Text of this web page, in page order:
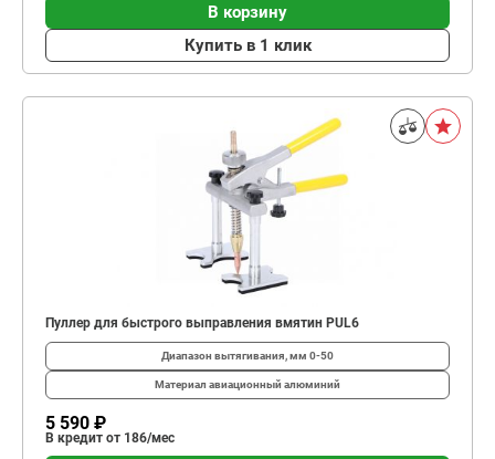
В корзину
Купить в 1 клик
Пуллер для быстрого выправления вмятин PUL6
Диапазон вытягивания, мм 0-50
Материал авиационный алюминий
5 590 ₽
В кредит от 186/мес